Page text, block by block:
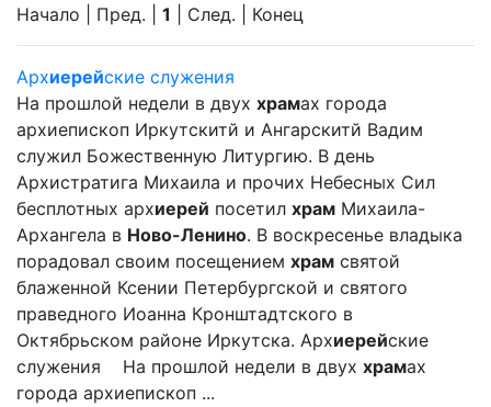
Начало | Пред. | 1 | След. | Конец
Архиерейские служения
На прошлой недели в двух храмах города
архиепископ Иркутскитй и Ангарскитй Вадим
служил Божественную Литургию. В день
Архистратига Михаила и прочих Небесных Сил
бесплотных архиерей посетил храм Михаила-
Архангела в Ново-Ленино. В воскресенье владыка
порадовал своим посещением храм святой
блаженной Ксении Петербургской и святого
праведного Иоанна Кронштадтского в
Октябрьском районе Иркутска. Архиерейские
служения На прошлой недели в двух храмах
города архиепископ ...